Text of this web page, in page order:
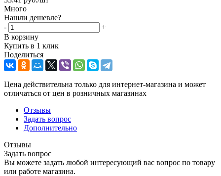
Много
Нашли дешевле?
-
+
В корзину
Купить в 1 клик
Поделиться
Цена действительна только для интернет-магазина и может
отличаться от цен в розничных магазинах
Отзывы
Задать вопрос
Дополнительно
Отзывы
Задать вопрос
Вы можете задать любой интересующий вас вопрос по товару
или работе магазина.